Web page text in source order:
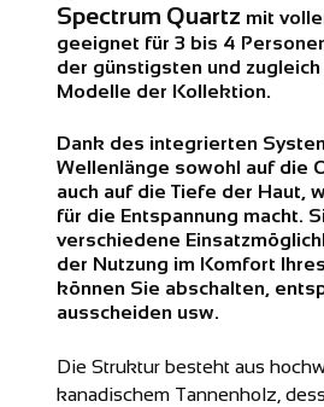
Spectrum Quartz mit
geeignet für 3 bis 4
der günstigsten und
Modelle der Kollektion.
Dank des integrierten
Wellenlänge sowohl auf die
auch auf die Tiefe der Haut,
für die Entspannung macht.
verschiedene
der Nutzung im Komfort
können Sie abschalten,
ausscheiden usw.
Die Struktur besteht aus
kanadischem Tannenholz,